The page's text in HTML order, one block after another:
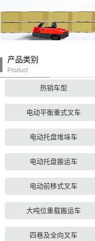
产品类别
Product
热销车型
电动平衡重式叉车
电动托盘堆垛车
电动托盘搬运车
电动前移式叉车
大吨位重载搬运车
四巷及全向叉车